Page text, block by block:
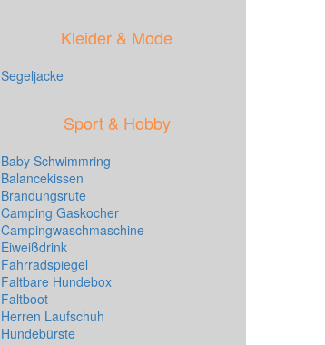
Kleider & Mode
Segeljacke
Sport & Hobby
Baby Schwimmring
Balancekissen
Brandungsrute
Camping Gaskocher
Campingwaschmaschine
Eiweißdrink
Fahrradspiegel
Faltbare Hundebox
Faltboot
Herren Laufschuh
Hundebürste